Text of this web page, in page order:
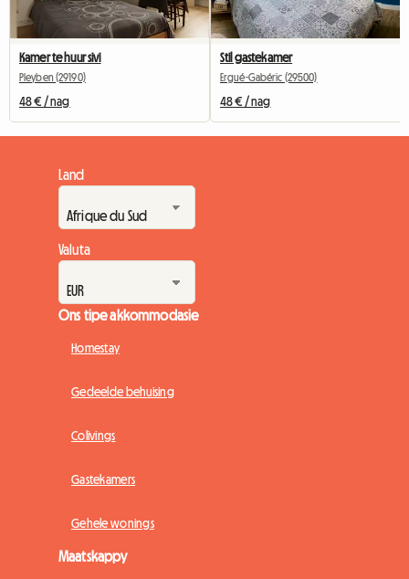
Kamer te huur sivi
Pleyben (29190)
48 € / nag
Stil gastekamer
Ergué-Gabéric (29500)
48 € / nag
Land
Valuta
Ons tipe akkommodasie
Homestay
Gedeelde behuising
Colivings
Gastekamers
Gehele wonings
Maatskappy